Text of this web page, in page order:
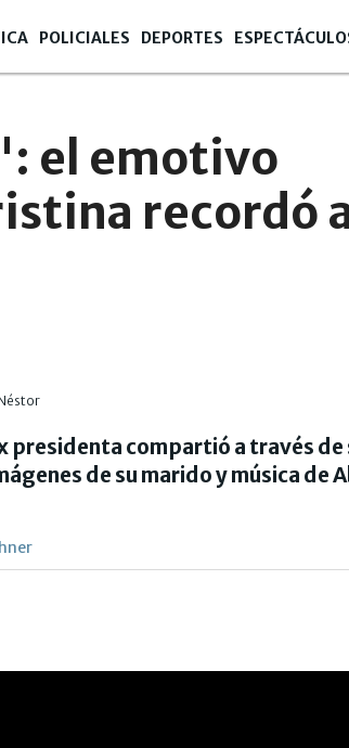
POLICIALES DEPORTES
el emotivo
recordó
presidenta compartió a través de
de su marido y música de